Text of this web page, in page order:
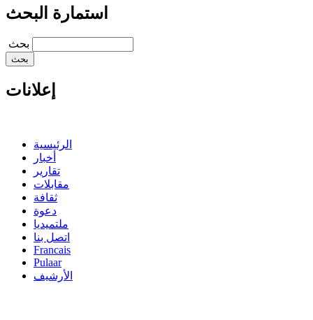
استمارة البحث
‏بحث ‏
إعلانات
الرئيسية
أخبار
تقارير
مقابلات
ثقافة
دعوة
ملتميديا
اتصل بنا
Francais
Pulaar
الأرشيف